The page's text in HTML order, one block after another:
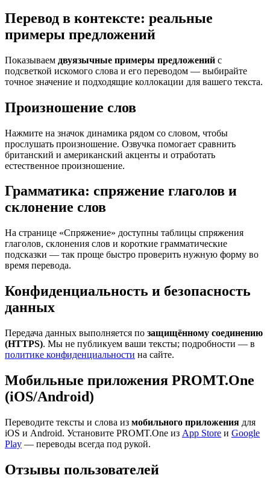
Перевод в контексте: реальные
примеры предложений
Показываем двуязычные примеры предложений с
подсветкой искомого слова и его переводом — выбирайте
точное значение и подходящие коллокации для вашего текста.
Произношение слов
Нажмите на значок динамика рядом со словом, чтобы
прослушать произношение. Озвучка помогает сравнить
британский и американский акценты и отработать
естественное произношение.
Грамматика: спряжение глаголов и
склонение слов
На странице «Спряжение» доступны таблицы спряжения
глаголов, склонения слов и короткие грамматические
подсказки — так проще быстро проверить нужную форму во
время перевода.
Конфиденциальность и безопасность
данных
Передача данных выполняется по защищённому соединению
(HTTPS). Мы не публикуем ваши тексты; подробности — в
политике конфиденциальности на сайте.
Мобильные приложения PROMT.One
(iOS/Android)
Переводите тексты и слова из мобильного приложения для
iOS и Android. Установите PROMT.One из App Store и Google
Play — переводы всегда под рукой.
Отзывы пользователей